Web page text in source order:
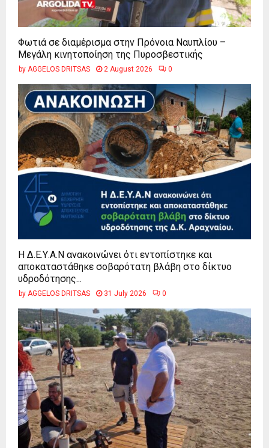
Φωτιά σε διαμέρισμα στην Πρόνοια Ναυπλίου –
Μεγάλη κινητοποίηση της Πυροσβεστικής
by AGGELOS DRITSAS 2 August 2026 0
Η Δ.Ε.Υ.Α.Ν ανακοινώνει ότι εντοπίστηκε και
αποκαταστάθηκε σοβαρότατη βλάβη στο δίκτυο
υδροδότησης...
by AGGELOS DRITSAS 31 July 2026 0